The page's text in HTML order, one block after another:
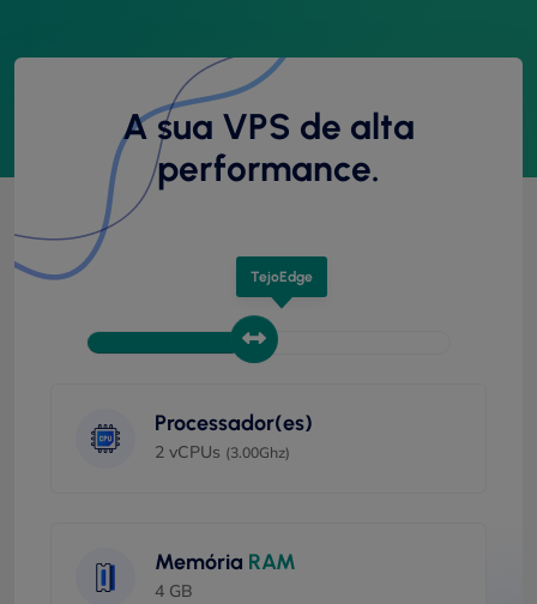
A sua VPS de alta
performance.
TejoEdge
Processador(es)
2 vCPUs (3.00Ghz)
Memória RAM
4 GB